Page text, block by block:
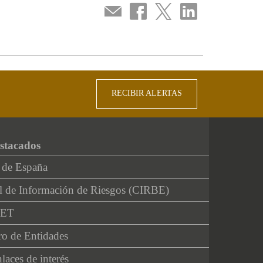
Compartir
por
Compartir
en
Compartir
en
Compartir
en
RECIBIR ALERTAS
España
de Información de Riesgos (CIRBE)
de Entidades
de interés